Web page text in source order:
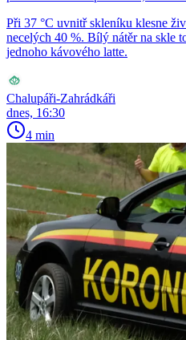
Při 37 °C uvnitř skleníku klesne
necelých 40 %. Bílý nátěr na skle
jednoho kávového latte.
Chalupáři-Zahrádkáři
dnes, 16:30
4 min